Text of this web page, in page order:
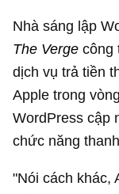
Nhà sáng lập
The Vergecông
dịch vụ trả tiền
Apple trong
WordPress cập
chức năng
"Nói cách khác,